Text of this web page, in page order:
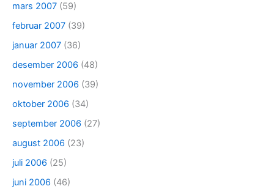
mars 2007 (59)
februar 2007 (39)
januar 2007 (36)
desember 2006 (48)
november 2006 (39)
oktober 2006 (34)
september 2006 (27)
august 2006 (23)
juli 2006 (25)
juni 2006 (46)